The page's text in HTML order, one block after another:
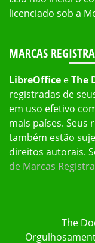
licenciado sob a
MARCAS
LibreOffice eThe
registradas de
em uso efetivo
mais países. Seus
também estão
direitos autorais.
de Marcas
The